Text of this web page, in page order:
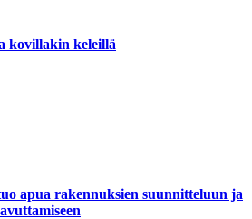
kovillakin keleillä
apua rakennuksien suunnitteluun ja